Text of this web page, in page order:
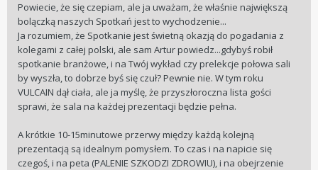
Powiecie, że się czepiam, ale ja uważam, że właśnie największą
bolączką naszych Spotkań jest to wychodzenie...
Ja rozumiem, że Spotkanie jest świetną okazją do pogadania z
kolegami z całej polski, ale sam Artur powiedz...gdybyś robił
spotkanie branżowe, i na Twój wykład czy prelekcje połowa sali
by wyszła, to dobrze byś się czuł? Pewnie nie. W tym roku
VULCAIN dął ciała, ale ja myślę, że przyszłoroczna lista gości
sprawi, że sala na każdej prezentacji będzie pełna.
A krótkie 10-15minutowe przerwy między każdą kolejną
prezentacją są idealnym pomysłem. To czas i na napicie się
czegoś, i na peta (PALENIE SZKODZI ZDROWIU), i na obejrzenie